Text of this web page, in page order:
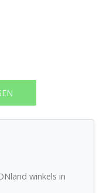
winkels in